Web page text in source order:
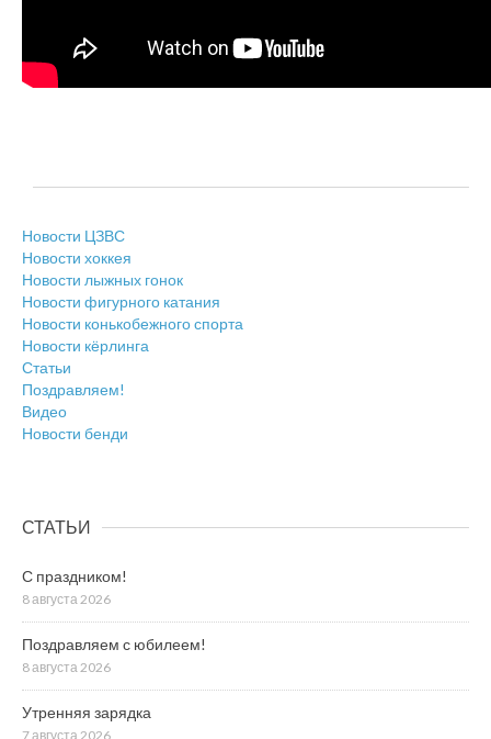
Новости ЦЗВС
Новости хоккея
Новости лыжных гонок
Новости фигурного катания
Новости конькобежного спорта
Новости кёрлинга
Статьи
Поздравляем!
Видео
Новости бенди
СТАТЬИ
С праздником!
8 августа 2026
Поздравляем с юбилеем!
8 августа 2026
Утренняя зарядка
7 августа 2026